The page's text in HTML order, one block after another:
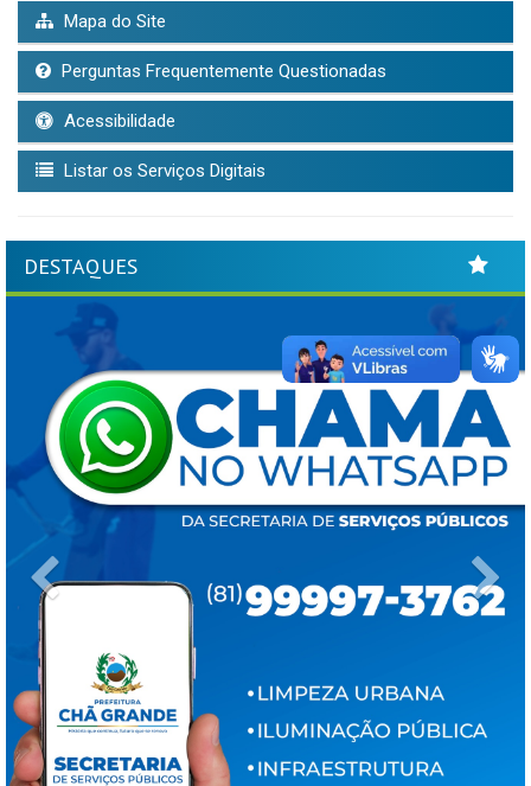
Mapa do Site
Perguntas Frequentemente Questionadas
Acessibilidade
Listar os Serviços Digitais
DESTAQUES